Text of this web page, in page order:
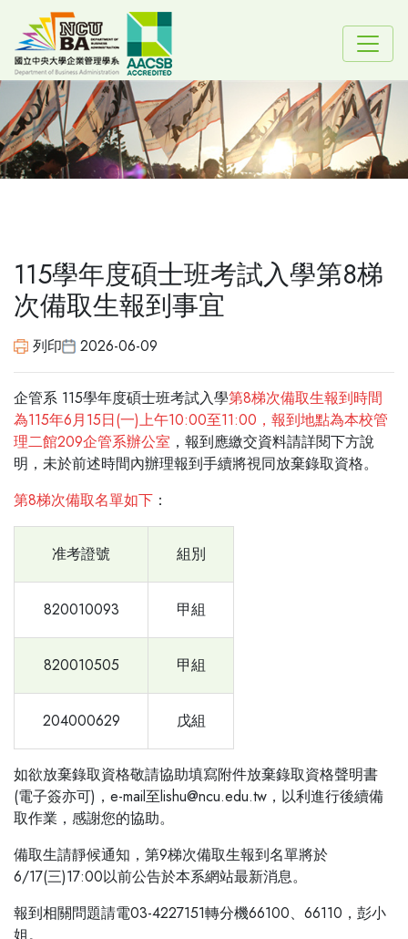
115學年度碩士班考試入學第8梯
次備取生報到事宜
列印 2026-06-09
企管系 115學年度碩士班考試入學第8梯次備取生報到時間
為115年6月15日(一)上午10:00至11:00，報到地點為本校管
理二館209企管系辦公室 ，報到應繳交資料請詳閱下方說
明，未於前述時間內辦理報到手續將視同放棄錄取資格。
第8梯次備取名單如下 ：
准考證號 組別
820010093 甲組
820010505 甲組
204000629 戊組
如欲放棄錄取資格敬請協助填寫附件放棄錄取資格聲明書
(電子簽亦可)，e-mail至lishu@ncu.edu.tw，以利進行後續備
取作業，感謝您的協助。
備取生請靜候通知，第9梯次備取生報到名單將於
6/17(三)17:00以前公告於本系網站最新消息。
報到相關問題請電03-4227151轉分機66100、66110，彭小